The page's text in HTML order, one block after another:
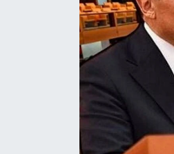
Gerçeğin İzinde
Gün Başlıyor
Gün Bitiyor
Gün Ortası